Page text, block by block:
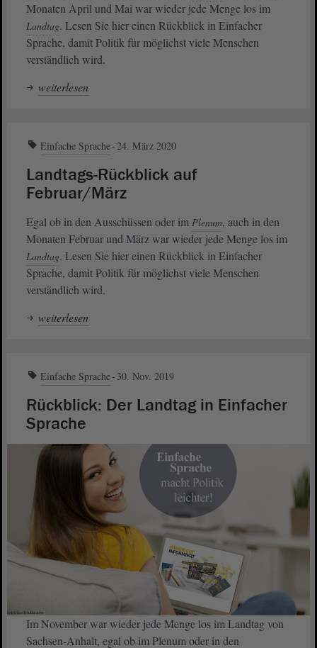
Monaten April und Mai war wieder jede Menge los im
Landtag. Lesen Sie hier einen Rückblick in Einfacher
Sprache, damit Politik für möglichst viele Menschen
verständlich wird.
weiterlesen
Einfache Sprache 24. März 2020
Landtags-Rückblick auf
Februar/März
Egal ob in den Ausschüssen oder im Plenum, auch in den
Monaten Februar und März war wieder jede Menge los im
Landtag. Lesen Sie hier einen Rückblick in Einfacher
Sprache, damit Politik für möglichst viele Menschen
verständlich wird.
weiterlesen
Einfache Sprache 30. Nov. 2019
Rückblick: Der Landtag in Einfacher
Sprache
Im November war wieder jede Menge los im Landtag von
Sachsen-Anhalt, egal ob im Plenum oder in den